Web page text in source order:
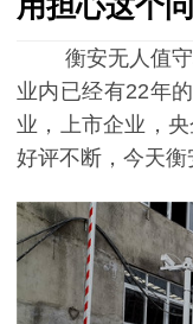
衡安无人值守
业内已经有22年
业，上市企业，
好评不断，今天衡